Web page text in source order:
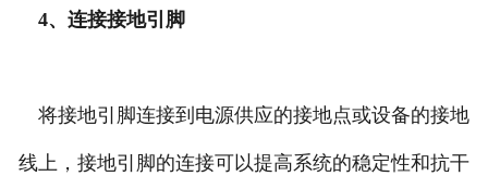
4、连接接地引脚
将接地引脚连接到电源供应的接地点或设备的接地
线上，接地引脚的连接可以提高系统的稳定性和抗干